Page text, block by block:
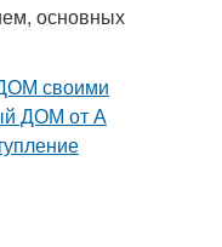
основных